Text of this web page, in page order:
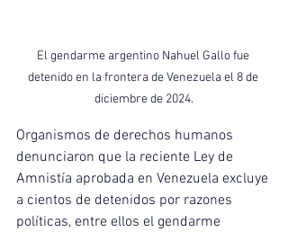
El gendarme argentino Nahuel Gallo fue
detenido en la frontera de Venezuela el 8 de
diciembre de 2024.
Organismos de derechos humanos
denunciaron que la reciente Ley de
Amnistía aprobada en Venezuela excluye
a cientos de detenidos por razones
políticas, entre ellos el gendarme